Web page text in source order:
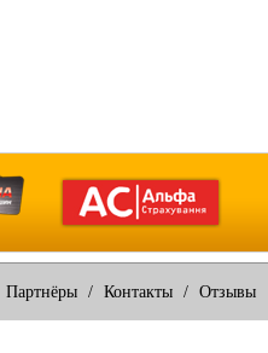
Партнёры / Контакты / Отзывы